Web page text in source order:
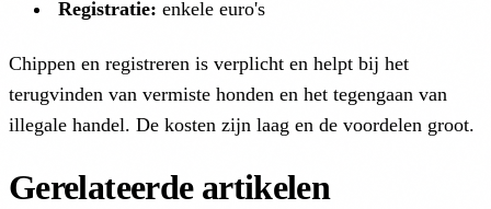
Registratie: enkele euro's
Chippen en registreren is verplicht en helpt bij het
terugvinden van vermiste honden en het tegengaan van
illegale handel. De kosten zijn laag en de voordelen groot.
Gerelateerde artikelen